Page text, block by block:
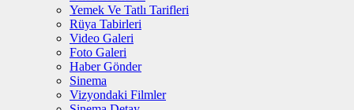
Yemek Ve Tatlı Tarifleri
Rüya Tabirleri
Video Galeri
Foto Galeri
Haber Gönder
Sinema
Vizyondaki Filmler